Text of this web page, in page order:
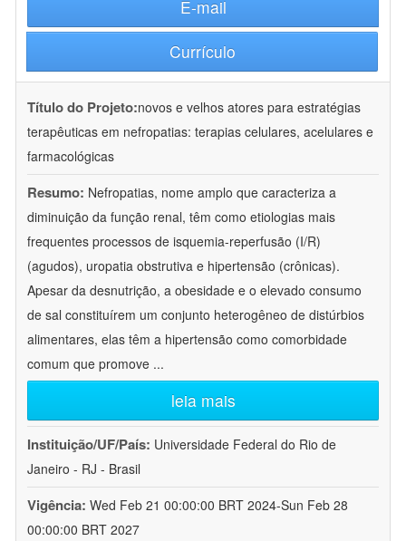
E-mail
Currículo
Título do Projeto:novos e velhos atores para estratégias
terapêuticas em nefropatias: terapias celulares, acelulares e
farmacológicas
Resumo: Nefropatias, nome amplo que caracteriza a
diminuição da função renal, têm como etiologias mais
frequentes processos de isquemia-reperfusão (I/R)
(agudos), uropatia obstrutiva e hipertensão (crônicas).
Apesar da desnutrição, a obesidade e o elevado consumo
de sal constituírem um conjunto heterogêneo de distúrbios
alimentares, elas têm a hipertensão como comorbidade
comum que promove ...
leia mais
Instituição/UF/País: Universidade Federal do Rio de
Janeiro - RJ - Brasil
Vigência: Wed Feb 21 00:00:00 BRT 2024-Sun Feb 28
00:00:00 BRT 2027